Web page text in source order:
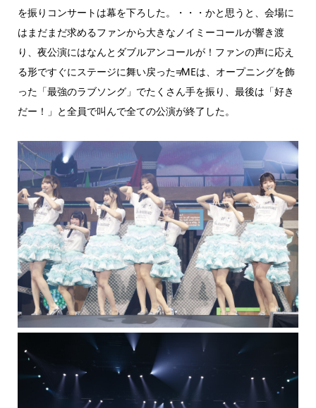
を振りコンサートは幕を下ろした。・・・かと思うと、会場に
はまだまだ求めるファンから大きなノイミーコールが響き渡
り、夜公演にはなんとダブルアンコールが！ファンの声に応え
る形ですぐにステージに舞い戻った≠MEは、オープニングを飾
った「最強のラブソング」でたくさん手を振り、最後は「好き
だー！」と全員で叫んで全ての公演が終了した。